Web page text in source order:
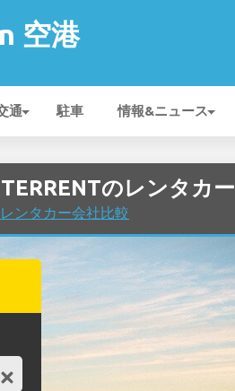
空港
通 駐車 情報&ニュース
のレンタカー
ンタカー会社比較